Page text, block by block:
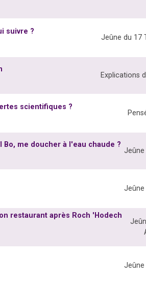
suivre ?
Jeûne du 17
Explications
scientifiques ?
Bo, me doucher à l'eau chaude ?
restaurant après Roch 'Hodech